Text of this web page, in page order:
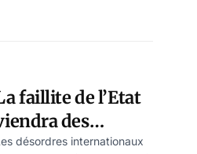
faillite de l’Etat
des
sociales
désordres internationaux